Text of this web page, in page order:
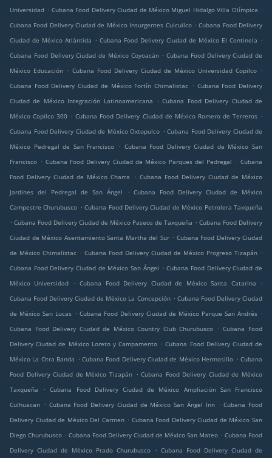
Universidad . Cubana Food Delivery Ciudad de México Miguel Hidalgo Villa Olímpica .
Cubana Food Delivery Ciudad de México Insurgentes Cuicuilco . Cubana Food Delivery
Ciudad de México Atlántida . Cubana Food Delivery Ciudad de México El Centinela .
Cubana Food Delivery Ciudad de México Coyoacán . Cubana Food Delivery Ciudad de
México Educación . Cubana Food Delivery Ciudad de México Universidad Copilco .
Cubana Food Delivery Ciudad de México Fortín Chimalistac . Cubana Food Delivery
Ciudad de México Integración Latinoamericana
. Cubana Food Delivery Ciudad de
México Copilco 300 . Cubana Food Delivery Ciudad de México Romero de Terreros .
Cubana Food Delivery Ciudad de México Oxtopulco . Cubana Food Delivery Ciudad de
México Pedregal de San Francisco
. Cubana Food Delivery Ciudad de México San
Francisco . Cubana Food Delivery Ciudad de México Parques del Pedregal . Cubana
Food Delivery Ciudad de México Charra
. Cubana Food Delivery Ciudad de México
Jardines del Pedregal de San Ángel
. Cubana Food Delivery Ciudad de México
Campestre Churubusco . Cubana Food Delivery Ciudad de México Petrolera Taxqueña
. Cubana Food Delivery Ciudad de México Paseos de Taxqueña . Cubana Food Delivery
Ciudad de México Asentamiento Santa Martha del Sur . Cubana Food Delivery Ciudad
de México Chimalistac . Cubana Food Delivery Ciudad de México Progreso Tizapán .
Cubana Food Delivery Ciudad de México San Ángel . Cubana Food Delivery Ciudad de
México Universidad
. Cubana Food Delivery Ciudad de México Santa Catarina
.
Cubana Food Delivery Ciudad de México La Concepción . Cubana Food Delivery Ciudad
de México San Lucas . Cubana Food Delivery Ciudad de México Parque San Andrés .
Cubana Food Delivery Ciudad de México Country Club Churubusco
. Cubana Food
Delivery Ciudad de México Loreto y Campamento . Cubana Food Delivery Ciudad de
México La Otra Banda . Cubana Food Delivery Ciudad de México Hermosillo . Cubana
Food Delivery Ciudad de México Tizapán . Cubana Food Delivery Ciudad de México
Taxqueña
.
Cubana Food Delivery Ciudad de México Ampliación San Francisco
Culhuacan . Cubana Food Delivery Ciudad de México San Ángel Inn . Cubana Food
Delivery Ciudad de México Del Carmen . Cubana Food Delivery Ciudad de México San
Diego Churubusco . Cubana Food Delivery Ciudad de México San Mateo . Cubana Food
Delivery Ciudad de México Prado Churubusco
. Cubana Food Delivery Ciudad de